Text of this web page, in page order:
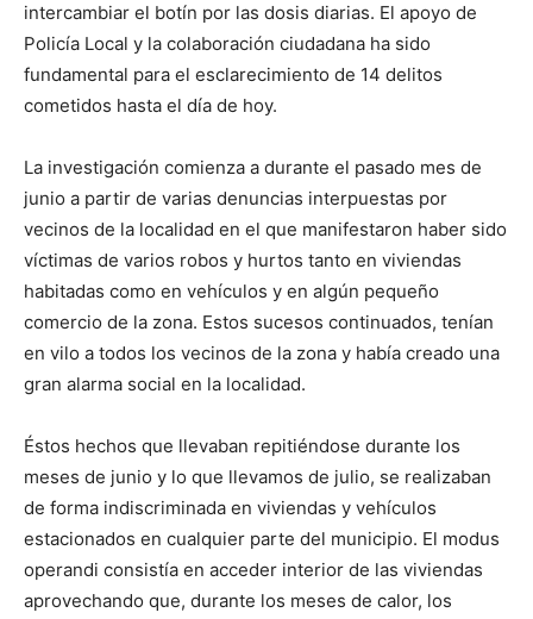
intercambiar el botín por las dosis diarias. El apoyo de
Policía Local y la colaboración ciudadana ha sido
fundamental para el esclarecimiento de 14 delitos
cometidos hasta el día de hoy.
La investigación comienza a durante el pasado mes de
junio a partir de varias denuncias interpuestas por
vecinos de la localidad en el que manifestaron haber sido
víctimas de varios robos y hurtos tanto en viviendas
habitadas como en vehículos y en algún pequeño
comercio de la zona. Estos sucesos continuados, tenían
en vilo a todos los vecinos de la zona y había creado una
gran alarma social en la localidad.
Éstos hechos que llevaban repitiéndose durante los
meses de junio y lo que llevamos de julio, se realizaban
de forma indiscriminada en viviendas y vehículos
estacionados en cualquier parte del municipio. El modus
operandi consistía en acceder interior de las viviendas
aprovechando que, durante los meses de calor, los